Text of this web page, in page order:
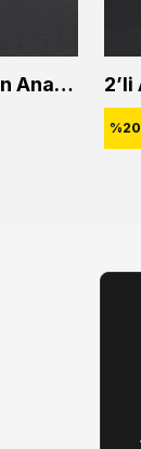
2'li Ankh Anahtarı - Nil'in Anahtarı Erkek Kadın Kolye Seti
%20